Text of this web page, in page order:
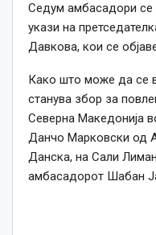
Седум амбасадори се
укази на
Давкова, кои се
Како што може да се
станува збор за
Северна Македонија
Данчо Марковски од
Данска, на Сали
амбасадорот Шабан